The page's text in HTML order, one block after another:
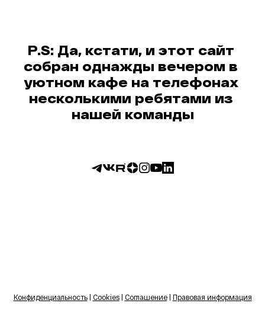
P.S: Да, кстати, и этот сайт
собран однажды вечером в
уютном кафе на телефонах
несколькими ребятами из
нашей команды
Конфиденциальность Cookies Соглашение Правовая информация